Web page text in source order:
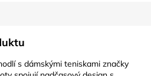
s dámskými teniskami značky